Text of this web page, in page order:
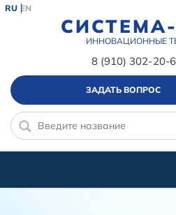
ИННОВАЦИОННЫЕ
8 (910) 302-20-
RU EN
ЗАДАТЬ ВОПРОС